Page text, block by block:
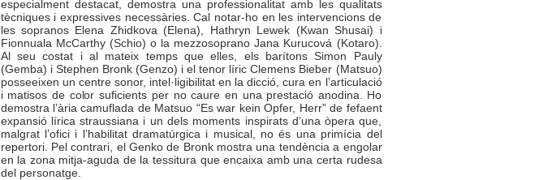
especialment destacat, demostra una professionalitat amb les qualitats
tècniques i expressives necessàries. Cal notar-ho en les intervencions de
les sopranos Elena Zhidkova (Elena), Hathryn Lewek (Kwan Shusai) i
Fionnuala McCarthy (Schio) o la mezzosoprano Jana Kurucová (Kotaro).
Al seu costat i al mateix temps que elles, els barítons Simon Pauly
(Gemba) i Stephen Bronk (Genzo) i el tenor líric Clemens Bieber (Matsuo)
posseeixen un centre sonor, intel·ligibilitat en la dicció, cura en l’articulació
i matisos de color suficients per no caure en una prestació anodina. Ho
demostra l’ària camuflada de Matsuo “Es war kein Opfer, Herr” de fefaent
expansió lírica straussiana i un dels moments inspirats d’una òpera que,
malgrat l’ofici i l’habilitat dramatúrgica i musical, no és una primícia del
repertori. Pel contrari, el Genko de Bronk mostra una tendència a engolar
en la zona mitja-aguda de la tessitura que encaixa amb una certa rudesa
del personatge.